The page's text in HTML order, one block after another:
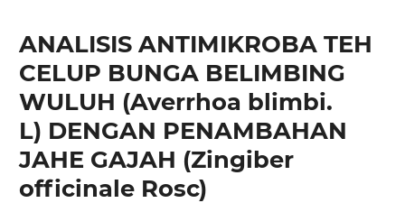
ANALISIS ANTIMIKROBA TEH
CELUP BUNGA BELIMBING
WULUH (Averrhoa blimbi.
L) DENGAN PENAMBAHAN
JAHE GAJAH (Zingiber
officinale Rosc)